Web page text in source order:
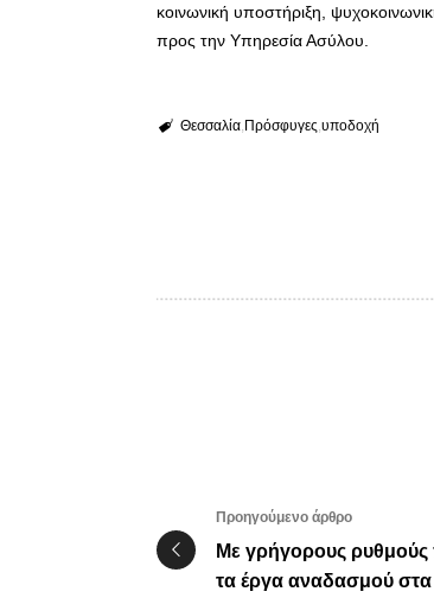
κοινωνική υποστήριξη,
προς την Υπηρεσία Ασύλου.
Θεσσαλία Πρόσφυγες υποδοχή
Προηγούμενο άρθρο
Με γρήγορους
τα έργα αναδασμού στα